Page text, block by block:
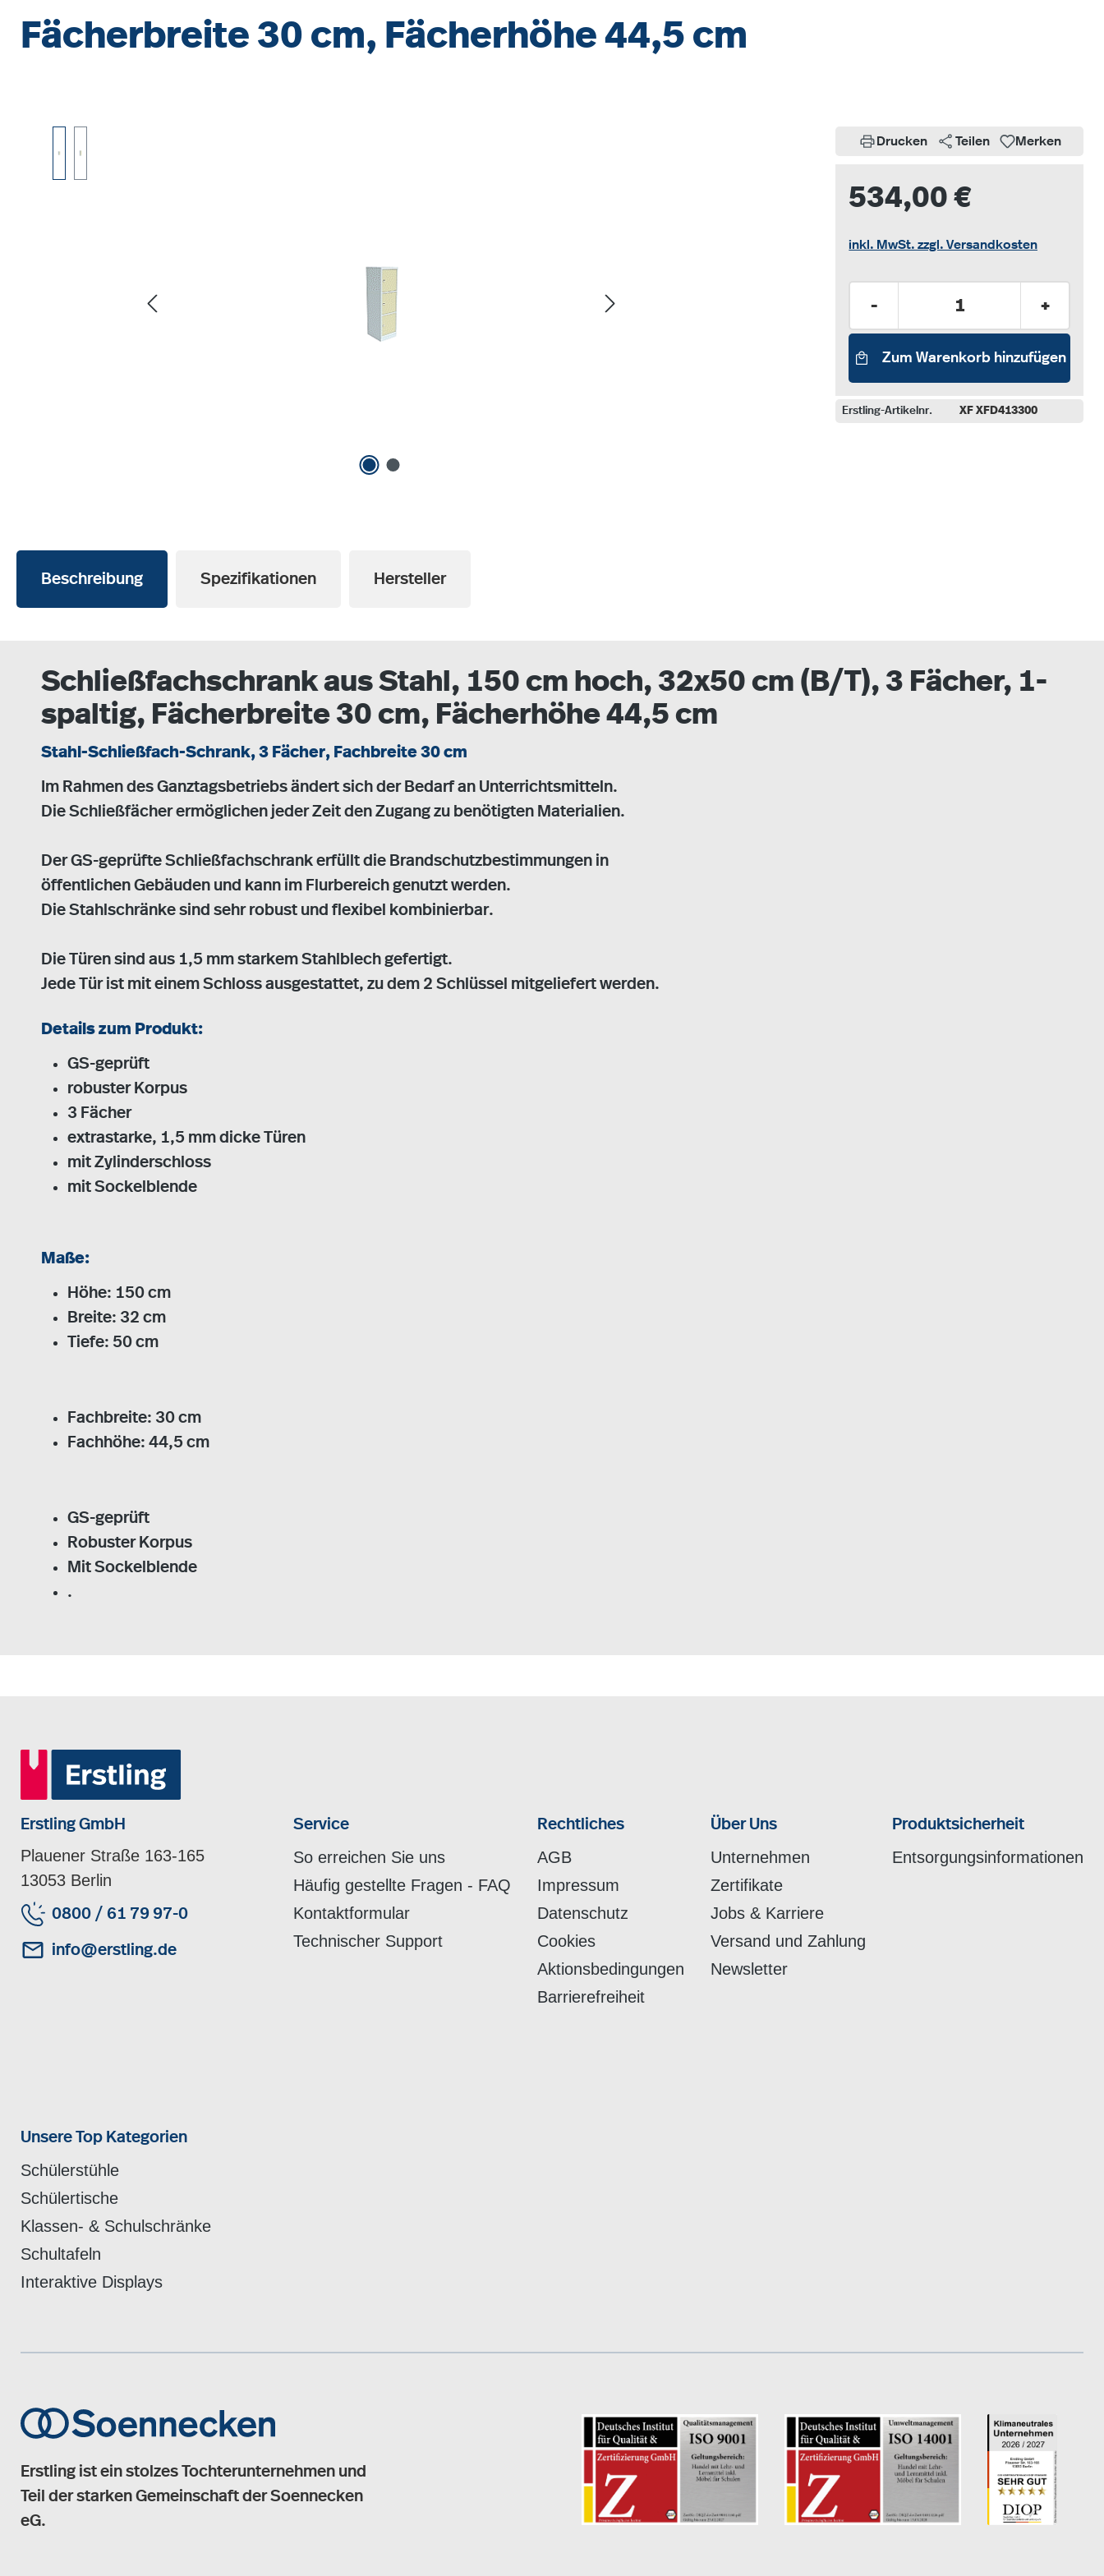
Fächerbreite 30 cm, Fächerhöhe 44,5 cm
Drucken
Teilen Merken
534,00 €
inkl. MwSt. zzgl. Versandkosten
Produkt Anzahl: Gib den
- +
Zum Warenkorb hinzufügen
Erstling-Artikelnr. XF XFD413300
Beschreibung Spezifikationen Hersteller
Schließfachschrank aus Stahl, 150 cm hoch, 32x50 cm (B/T), 3 Fächer, 1-
spaltig, Fächerbreite 30 cm, Fächerhöhe 44,5 cm
Stahl-Schließfach-Schrank, 3 Fächer, Fachbreite 30 cm
Im Rahmen des Ganztagsbetriebs ändert sich der Bedarf an Unterrichtsmitteln.
Die Schließfächer ermöglichen jeder Zeit den Zugang zu benötigten Materialien.
Der GS-geprüfte Schließfachschrank erfüllt die Brandschutzbestimmungen in
öffentlichen Gebäuden und kann im Flurbereich genutzt werden.
Die Stahlschränke sind sehr robust und flexibel kombinierbar.
Die Türen sind aus 1,5 mm starkem Stahlblech gefertigt.
Jede Tür ist mit einem Schloss ausgestattet, zu dem 2 Schlüssel mitgeliefert werden.
Details zum Produkt:
GS-geprüft
robuster Korpus
3 Fächer
extrastarke, 1,5 mm dicke Türen
mit Zylinderschloss
mit Sockelblende
Maße:
Höhe: 150 cm
Breite: 32 cm
Tiefe: 50 cm
Fachbreite: 30 cm
Fachhöhe: 44,5 cm
GS-geprüft
Robuster Korpus
Mit Sockelblende
.
Erstling GmbH
Plauener Straße 163-165
13053 Berlin
0800 / 61 79 97-0
info@erstling.de
Service
So erreichen Sie uns
Häufig gestellte Fragen - FAQ
Kontaktformular
Technischer Support
Rechtliches
AGB
Impressum
Datenschutz
Cookies
Aktionsbedingungen
Barrierefreiheit
Über Uns
Unternehmen
Zertifikate
Jobs & Karriere
Versand und Zahlung
Newsletter
Produktsicherheit
Entsorgungsinformationen
Unsere Top Kategorien
Schülerstühle
Schülertische
Klassen- & Schulschränke
Schultafeln
Interaktive Displays
Erstling ist ein stolzes Tochterunternehmen und
Teil der starken Gemeinschaft der Soennecken
eG.